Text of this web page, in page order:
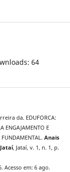
64
da. EDUFORCA:
ENGAJAMENTO E
Anais
, Jataí, v. 1, n. 1, p.
em: 6 ago.